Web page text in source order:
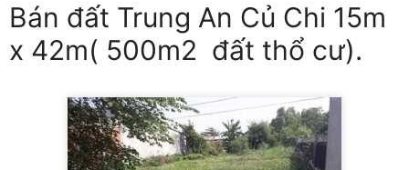
Bán đất Trung An Củ Chi 15m
x 42m( 500m2 đất thổ cư).